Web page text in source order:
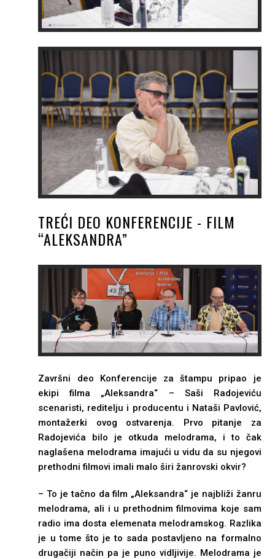
TREĆI DEO KONFERENCIJE - FILM
“ALEKSANDRA”
Završni deo Konferencije za štampu pripao je
ekipi filma „Aleksandra“ – Saši Radojeviću
scenaristi, reditelju i producentu i Nataši Pavlović,
montažerki ovog ostvarenja. Prvo pitanje za
Radojevića bilo je otkuda melodrama, i to čak
naglašena melodrama imajući u vidu da su njegovi
prethodni filmovi imali malo širi žanrovski okvir?
– To je tačno da film „Aleksandra“ je najbliži žanru
melodrama, ali i u prethodnim filmovima koje sam
radio ima dosta elemenata melodramskog. Razlika
je u tome što je to sada postavljeno na formalno
drugačiji način pa je puno vidljivije. Melodrama je